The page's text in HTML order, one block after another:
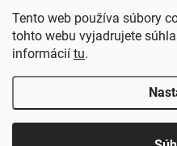
Tento web používa súbory
tohto webu vyjadrujete
informácií tu.
progress-